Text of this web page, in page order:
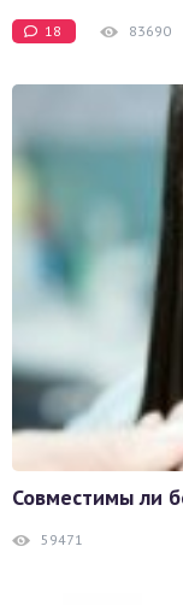
18 83690
Совместимы ли
59471